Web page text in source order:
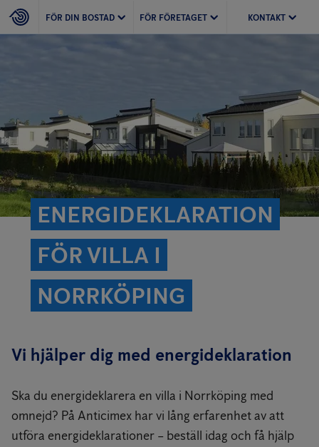
FÖR DIN BOSTAD FÖR FÖRETAGET KONTAKT
ENERGIDEKLARATION
FÖR VILLA I
NORRKÖPING
Vi hjälper dig med energideklaration
Ska du energideklarera en villa i Norrköping med
omnejd? På Anticimex har vi lång erfarenhet av att
utföra energideklarationer – beställ idag och få hjälp